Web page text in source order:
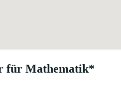
für Mathematik*